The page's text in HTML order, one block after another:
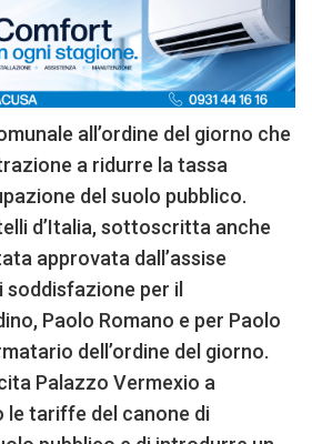
all’ordine del giorno che
a ridurre la tassa
del suolo pubblico.
d’Italia, sottoscritta anche
approvata dall’assise
per il
Paolo Romano e per Paolo
dell’ordine del giorno.
Palazzo Vermexio a
le tariffe del canone di